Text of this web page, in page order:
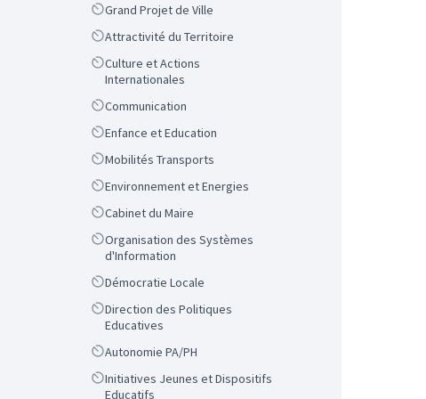
ScopeGrand Projet de Ville
ScopeAttractivité du Territoire
Scope
Culture et Actions
Internationales
ScopeCommunication
ScopeEnfance et Education
ScopeMobilités Transports
ScopeEnvironnement et Energies
ScopeCabinet du Maire
Scope
Organisation des Systèmes
d'Information
ScopeDémocratie Locale
Scope
Direction des Politiques
Educatives
ScopeAutonomie PA/PH
Scope
Initiatives Jeunes et Dispositifs
Educatifs